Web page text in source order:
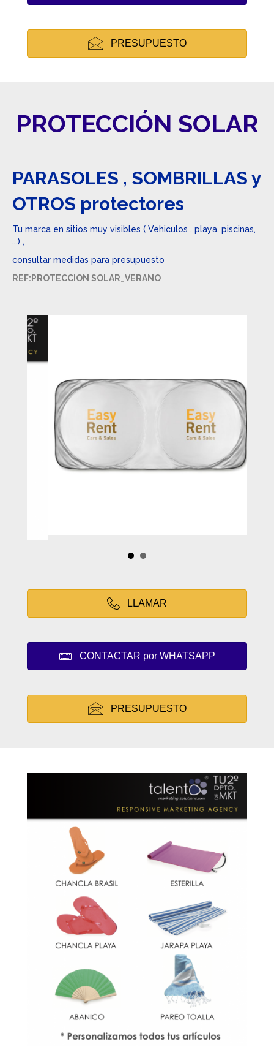
PRESUPUESTO
PROTECCIÓN SOLAR
PARASOLES , SOMBRILLAS y
OTROS protectores
Tu marca en sitios muy visibles ( Vehiculos , playa, piscinas,
...) ,
consultar medidas para presupuesto
REF:PROTECCION SOLAR_VERANO